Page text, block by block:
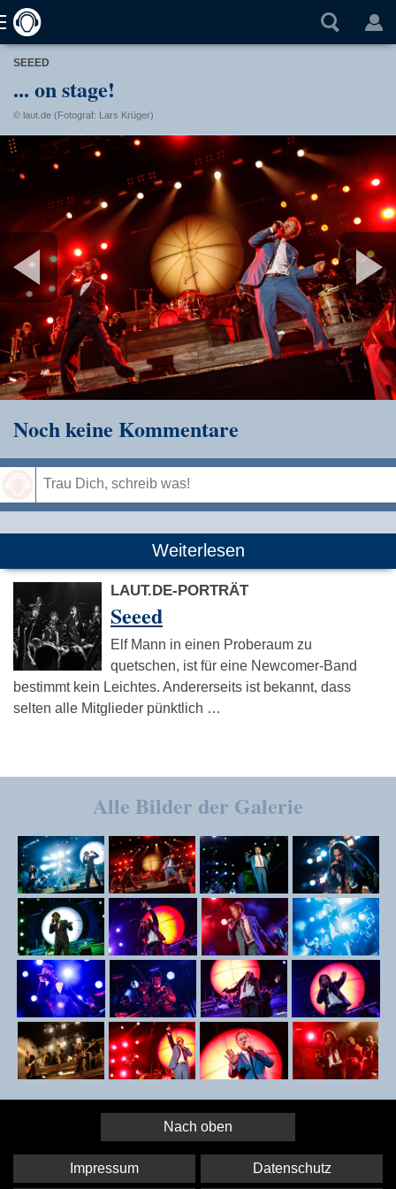
SEEED
... on stage!
© laut.de (Fotograf: Lars Krüger)
Noch keine Kommentare
Weiterlesen
LAUT.DE-PORTRÄT
Seeed
Elf Mann in einen Proberaum zu
quetschen, ist für eine Newcomer-Band
bestimmt kein Leichtes. Andererseits ist bekannt, dass
selten alle Mitglieder pünktlich …
Alle Bilder der Galerie
Nach oben
Impressum Datenschutz